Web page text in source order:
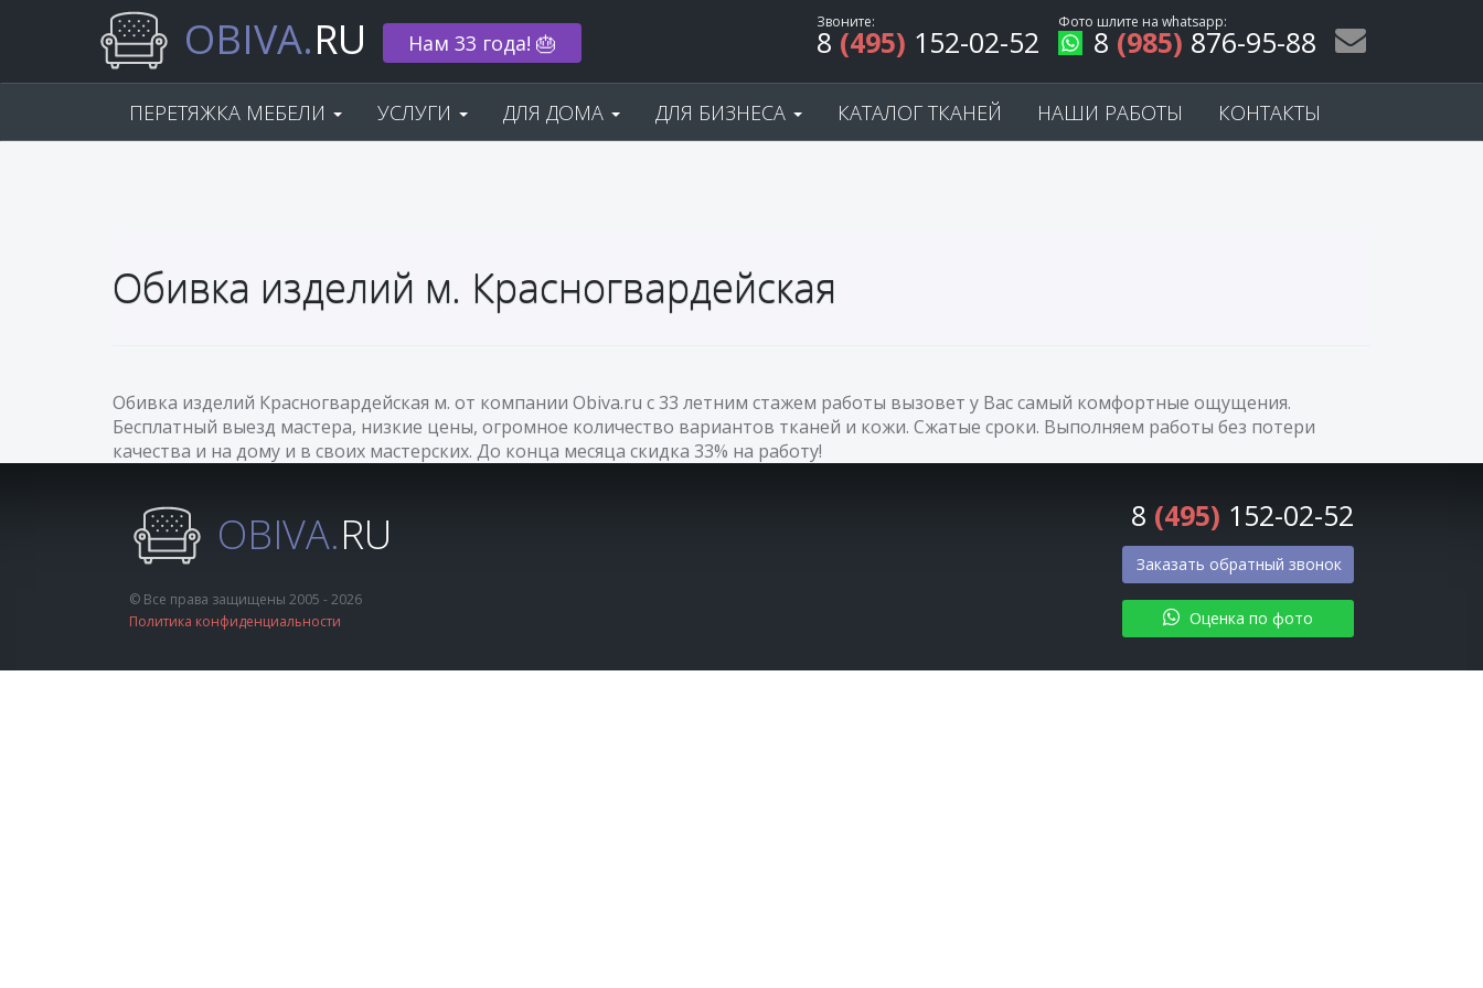
OBIVA.RU Нам 33 года! 🎂
Звоните:
8 (495) 152-02-52
Фото шлите на whatsapp:
8 (985) 876-95-88
ПЕРЕТЯЖКА МЕБЕЛИ УСЛУГИ ДЛЯ ДОМА ДЛЯ БИЗНЕСА КАТАЛОГ ТКАНЕЙ НАШИ РАБОТЫ КОНТАКТЫ
Обивка изделий м. Красногвардейская
Обивка изделий Красногвардейская м. от компании Obiva.ru с 33 летним стажем работы вызовет у Вас самый комфортные ощущения.
Бесплатный выезд мастера, низкие цены, огромное количество вариантов тканей и кожи. Сжатые сроки. Выполняем работы без потери
качества и на дому и в своих мастерских. До конца месяца скидка 33% на работу!
OBIVA.RU
© Все права защищены 2005 - 2026
Политика конфиденциальности
8 (495) 152-02-52
Заказать обратный звонок
Оценка по фото